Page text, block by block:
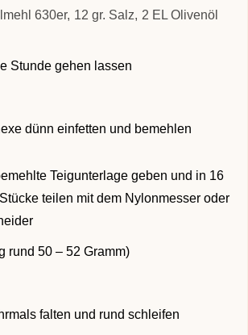
630er, 12 gr. Salz, 2 EL Olivenöl
Stunde gehen lassen
dünn einfetten und bemehlen
Teigunterlage geben und in 16
teilen mit dem Nylonmesser oder
rund 50 – 52 Gramm)
falten und rund schleifen